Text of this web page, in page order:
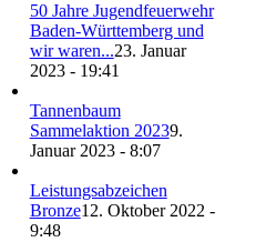
50 Jahre Jugendfeuerwehr
Baden-Württemberg und
wir waren...23. Januar
2023 - 19:41
Tannenbaum
Sammelaktion 20239.
Januar 2023 - 8:07
Leistungsabzeichen
Bronze12. Oktober 2022 -
9:48